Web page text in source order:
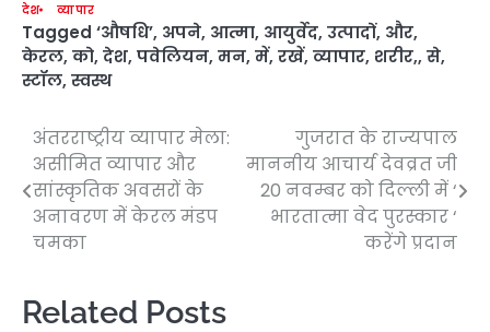
देश व्यापार
Tagged ‘औषधि’, अपने, आत्मा, आयुर्वेद, उत्पादों, और,
केरल, को, देश, पवेलियन, मन, में, रखें, व्यापार, शरीर,, से,
स्टॉल, स्वस्थ
Post
navigation
अंतरराष्ट्रीय व्यापार मेला:
असीमित व्यापार और
सांस्कृतिक अवसरों के
अनावरण में केरल मंडप
चमका
गुजरात के राज्यपाल
माननीय आचार्य देवव्रत जी
20 नवम्बर को दिल्ली में ‘
भारतात्मा वेद पुरस्कार ‘
करेंगे प्रदान
Related Posts